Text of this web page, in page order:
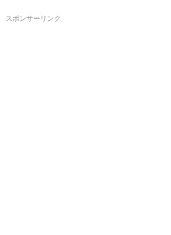
スポンサーリンク